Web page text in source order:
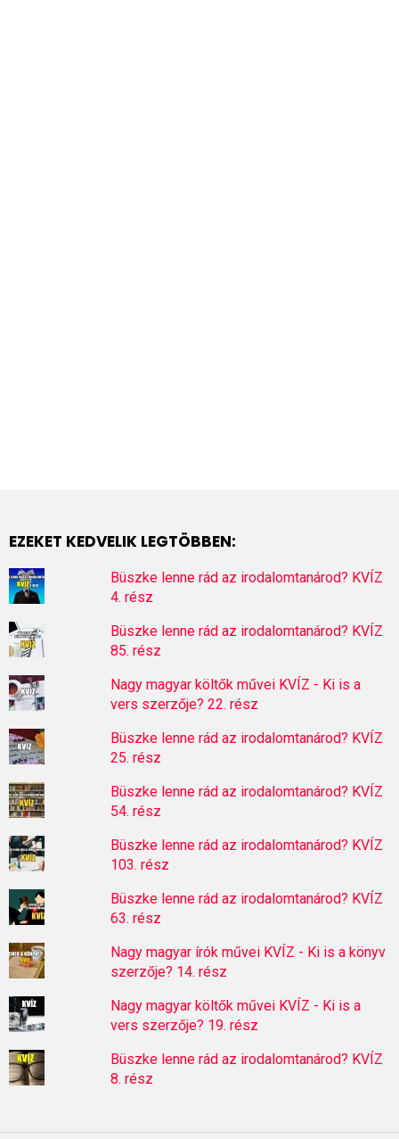
EZEKET KEDVELIK LEGTÖBBEN:
Büszke lenne rád az irodalomtanárod? KVÍZ
4. rész
Büszke lenne rád az irodalomtanárod? KVÍZ
85. rész
Nagy magyar költők művei KVÍZ - Ki is a
vers szerzője? 22. rész
Büszke lenne rád az irodalomtanárod? KVÍZ
25. rész
Büszke lenne rád az irodalomtanárod? KVÍZ
54. rész
Büszke lenne rád az irodalomtanárod? KVÍZ
103. rész
Büszke lenne rád az irodalomtanárod? KVÍZ
63. rész
Nagy magyar írók művei KVÍZ - Ki is a könyv
szerzője? 14. rész
Nagy magyar költők művei KVÍZ - Ki is a
vers szerzője? 19. rész
Büszke lenne rád az irodalomtanárod? KVÍZ
8. rész